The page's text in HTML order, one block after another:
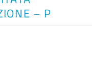
– P